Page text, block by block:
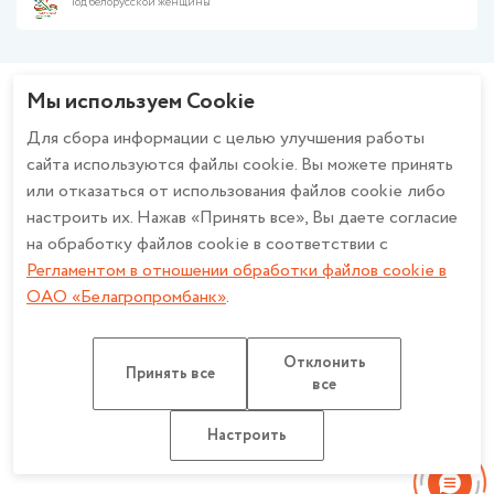
Финансирование бизнеса
Эквайринг
Факторинг
Банкострахование
Дистанционное банковское обслуживание
Счет эскроу
Работа в банке
использовании системы охранного телевидения в ОАО
«Белагропромбанк»
Описание и настройка файлов cookie
Регламент в отношении обработки файлов cookie в ОАО
«Белагропромбанк»
Политика конфиденциальности для мобильных приложений ОАО
«Белагропромбанк»
ОАО «Белагропромбанк». Лицензия на осуществление банковской
НБ РБ от 27.03.2026 №2. УНП 100693551
Будьте в курсе - вступайте в группу!
Работа с обращениями
Разработка сайта: Медиа Лайн
Карта сайта
Настроить обработку Cookie
Мы используем Cookie
Для сбора информации с целью улучшения работы
сайта используются файлы cookie. Вы можете принять
или отказаться от использования файлов cookie либо
настроить их. Нажав «Принять все», Вы даете согласие
на обработку файлов cookie в соответствии с
Регламентом в отношении обработки файлов cookie в
ОАО «Белагропромбанк».
Принять все
Отклонить
все
Настроить